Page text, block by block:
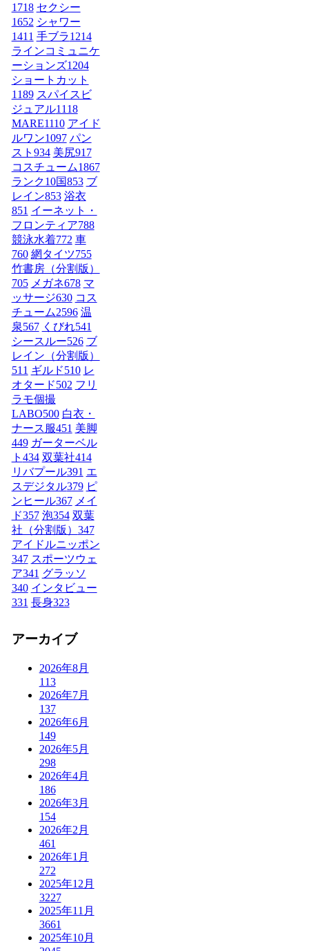
1718 セクシー
1652 シャワー
1411 手ブラ1214
ラインコミュニケ
ーションズ1204
ショートカット
1189 スパイスビ
ジュアル1118
MARE1110 アイド
ルワン1097 パン
スト 934 美尻917
コスチューム1867
ランク10国853 ブ
レイン853 浴衣
851 イーネット・
フロンティア788
競泳水着772 車
760 網タイツ755
竹書房（分割版）
705 メガネ678 マ
ッサージ630 コス
チューム2596 温
泉567 くびれ541
シースルー526 ブ
レイン（分割版）
511 ギルド510 レ
オタード502 フリ
ラモ個撮
LABO500 白衣・
ナース服451 美脚
449 ガーターベル
ト 434 双葉社414
リバプール391 エ
スデジタル379 ピ
ンヒール367 メイ
ド357 泡354 双葉
社（分割版） 347
アイドルニッポン
347 スポーツウェ
ア341 グラッソ
340 インタビュー
331 長身323
アーカイブ
2026年8月
113
2026年7月
137
2026年6月
149
2026年5月
298
2026年4月
186
2026年3月
154
2026年2月
461
2026年1月
272
2025年12月
3227
2025年11月
3661
2025年10月